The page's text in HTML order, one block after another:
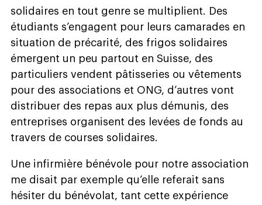
solidaires en tout genre se multiplient. Des
étudiants s’engagent pour leurs camarades en
situation de précarité, des frigos solidaires
émergent un peu partout en Suisse, des
particuliers vendent pâtisseries ou vêtements
pour des associations et ONG, d’autres vont
distribuer des repas aux plus démunis, des
entreprises organisent des levées de fonds au
travers de courses solidaires.
Une infirmière bénévole pour notre association
me disait par exemple qu’elle referait sans
hésiter du bénévolat, tant cette expérience